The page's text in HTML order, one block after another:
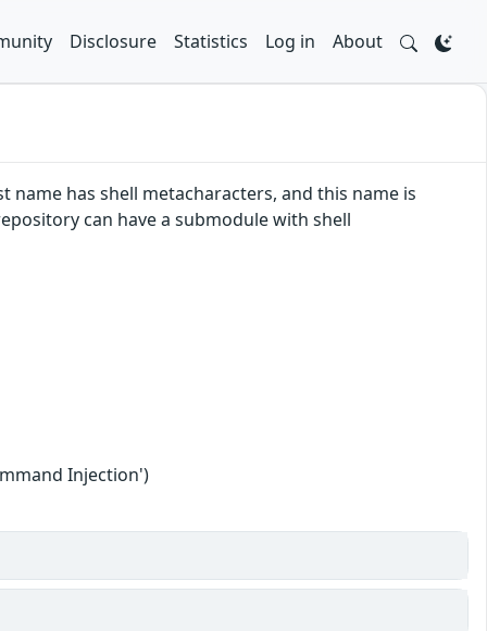
Disclosure Statistics Log in About
name has shell metacharacters, and this name is
can have a submodule with shell
Injection')